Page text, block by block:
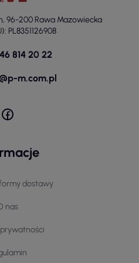
, 96-200 Rawa Mazowiecka
PL8351126908
814 20 22
m.com.pl
dostawy
nas